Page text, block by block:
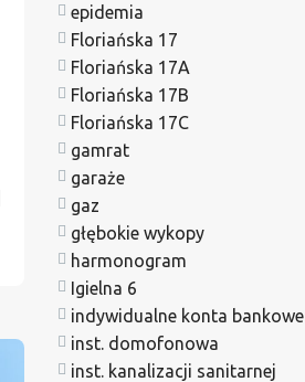
epidemia
Floriańska 17
Floriańska 17A
Floriańska 17B
Floriańska 17C
gamrat
garaże
gaz
głębokie wykopy
harmonogram
Igielna 6
indywidualne konta bankowe
inst. domofonowa
inst. kanalizacji sanitarnej